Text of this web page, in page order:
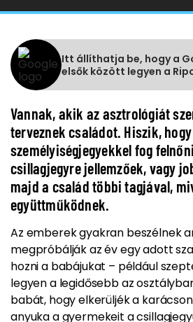
Itt állíthatja be, hogy a
elsők között legyen a
Vannak, akik az asztrológiát
terveznek családot. Hiszik,
személyiségjegyekkel fog
csillagjegyre jellemzőek, vagy
majd a család többi tagjával,
együttműködnek.
Az emberek gyakran beszélnek
megpróbálják az év egy adott
hozni a babájukat – például
legyen a legidősebb az
babát, hogy elkerüljék a
anyuka a gyermekeit a